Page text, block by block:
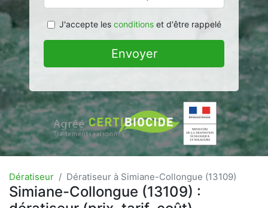
J'accepte les conditionset d'être rappelé
Envoyer
Dératiseur Dératiseur à Simiane-Collongue (13109)
Simiane-Collongue (13109) :